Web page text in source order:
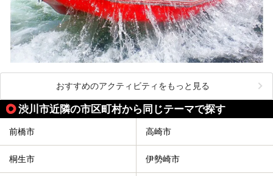
おすすめのアクティビティをもっと見る
渋川市近隣の市区町村から同じテーマで探す
前橋市 高崎市
桐生市 伊勢崎市